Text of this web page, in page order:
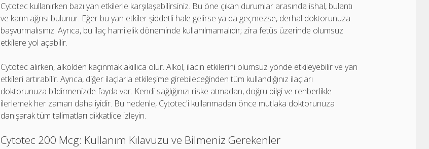
Cytotec kullanırken bazı yan etkilerle karşılaşabilirsiniz. Bu öne çıkan durumlar arasında ishal, bulantı
ve karın ağrısı bulunur. Eğer bu yan etkiler şiddetli hale gelirse ya da geçmezse, derhal doktorunuza
başvurmalısınız. Ayrıca, bu ilaç hamilelik döneminde kullanılmamalıdır; zira fetüs üzerinde olumsuz
etkilere yol açabilir.
Cytotec alırken, alkolden kaçınmak akıllıca olur. Alkol, ilacın etkilerini olumsuz yönde etkileyebilir ve yan
etkileri artırabilir. Ayrıca, diğer ilaçlarla etkileşime girebileceğinden tüm kullandığınız ilaçları
doktorunuza bildirmenizde fayda var. Kendi sağlığınızı riske atmadan, doğru bilgi ve rehberlikle
ilerlemek her zaman daha iyidir. Bu nedenle, Cytotec'i kullanmadan önce mutlaka doktorunuza
danışarak tüm talimatları dikkatlice izleyin.
Cytotec 200 Mcg: Kullanım Kılavuzu ve Bilmeniz Gerekenler